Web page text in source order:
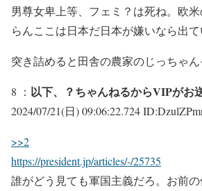
男尊女卑上等、フェミ？は死ね。欧
らんここは日本だ日本が嫌いなら出
突き詰めると田舎の農家のじっちゃ
8 ： 以下、？ちゃんねるからVIPがお
2024/07/21(日) 09:06:22.724
>>2
https://president.jp/articles/-/25735
誰がどう見ても軍国主義だろ。お前